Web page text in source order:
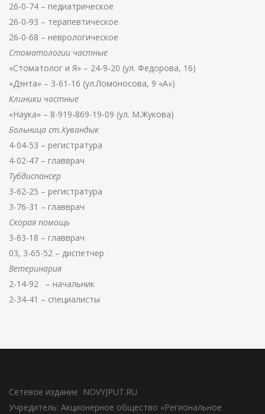
26-0-74 – педиатрическое
26-0-93 – терапевтическое
26-0-68 – неврологическое
Стоматологии частные
«Стоматолог и Я» – 24-9-20 (ул. Федорова, 16)
«Дэнта» – 3-61-16 (ул.Ломоносова, 9 «А»)
Клиники частные
«Наука» – 8-919-869-19-09 (ул. М.Жукова)
Больница ст.Кувандык
4-04-53 – регистратура
4-02-47 – главврач
Тубдиспансер
3-62-25 – регистратура
3-76-31 – главврач
Скорая помощь
3-63-18 – главврач
03, 3-65-52 – диспетчер
Ветеринария
2-14-92 – начальник
2-34-41 – специалисты
Сетевое издание NOVYJPUT.RU
Учредитель: Акционерное общество «Региональное